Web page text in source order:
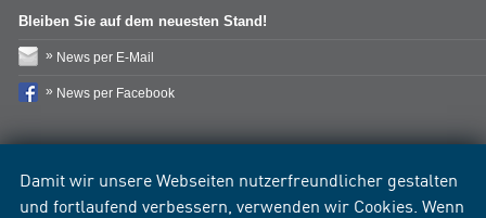
Damit wir unsere Webseiten nutzerfreundlicher gestalten
und fortlaufend verbessern, verwenden wir Cookies. Wenn
Bleiben Sie auf dem neuesten Stand!
News per E-Mail
News per Facebook